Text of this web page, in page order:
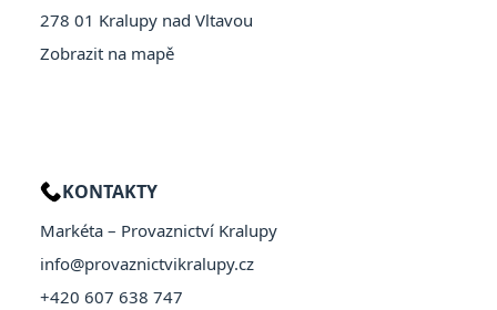
278 01 Kralupy nad Vltavou
Zobrazit na mapě
KONTAKTY
Markéta – Provaznictví Kralupy
info@provaznictvikralupy.cz
+420 607 638 747